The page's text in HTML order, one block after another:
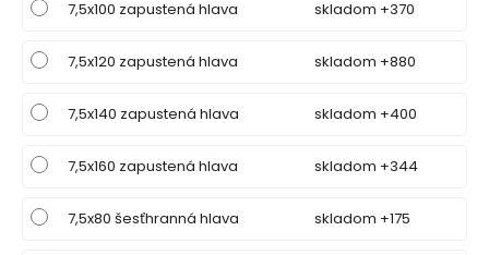
7,5x100 zapustená hlava skladom +370
7,5x120 zapustená hlava skladom +880
7,5x140 zapustená hlava skladom +400
7,5x160 zapustená hlava skladom +344
7,5x80 šesťhranná hlava skladom +175